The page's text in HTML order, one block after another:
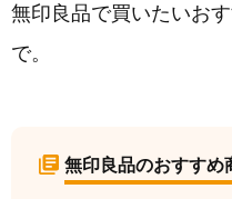
無印良品で買いたいお
で。
無印良品のおすすめ